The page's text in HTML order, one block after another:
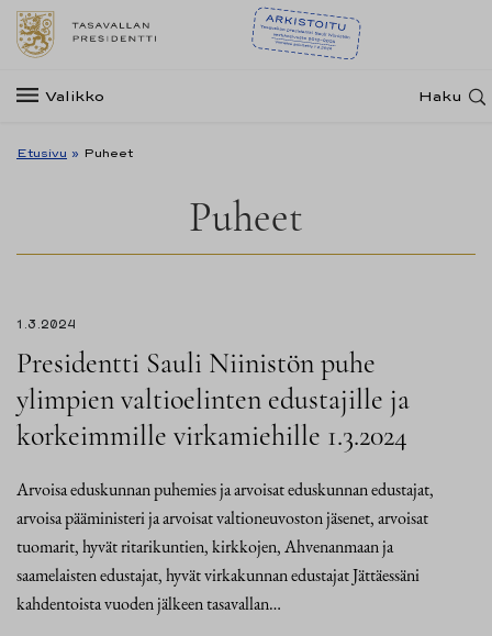
Valikko Haku
Etusivu » Puheet
Puheet
1.3.2024
Presidentti Sauli Niinistön puhe
ylimpien valtioelinten edustajille ja
korkeimmille virkamiehille 1.3.2024
Arvoisa eduskunnan puhemies ja arvoisat eduskunnan edustajat,
arvoisa pääministeri ja arvoisat valtioneuvoston jäsenet, arvoisat
tuomarit, hyvät ritarikuntien, kirkkojen, Ahvenanmaan ja
saamelaisten edustajat, hyvät virkakunnan edustajat Jättäessäni
kahdentoista vuoden jälkeen tasavallan…